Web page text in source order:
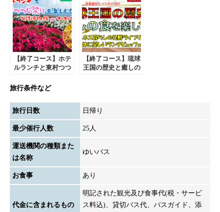
＆津嘉山酒造見学
～ 日帰りバスツア
ー【遊タイムツア
ー】
ェ 日帰りバスツア
ー【遊タイムツア
ー】
【終了コース】ホテ
ルランチと東村つつ
帰りバスツアー【遊
タイムツアー】
【終了コース】琉球
王国の歴史と癒しの
旅行条件など
旅行日数 日帰り
最少催行人数 25人
運送機関の種類また
は名称
ゆいバス
お食事 あり
代金に含まれるもの
明記された観光及び食事代(税・サービ
ス料込)、貸切バス代、バスガイド、添